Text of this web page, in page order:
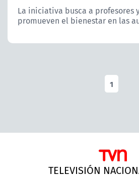
ÁREA DE PROYECTOS
La iniciativa busca a profesores
promueven el bienestar en las
1
TELEVISIÓN